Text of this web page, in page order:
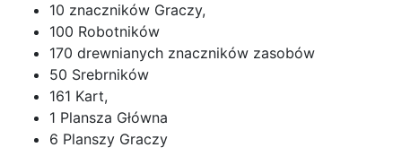
10 znaczników Graczy,
100 Robotników
170 drewnianych znaczników zasobów
50 Srebrników
161 Kart,
1 Plansza Główna
6 Planszy Graczy